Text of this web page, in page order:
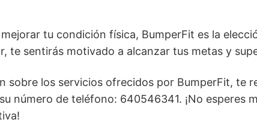
tu condición física, BumperFit es la
te sentirás motivado a alcanzar tus metas y
sobre los servicios ofrecidos por BumperFit, te
número de teléfono: 640546341. ¡No esperes